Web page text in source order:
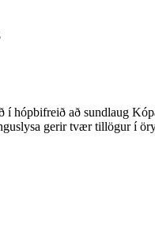
að sundlaug
gerir tvær tillögur í